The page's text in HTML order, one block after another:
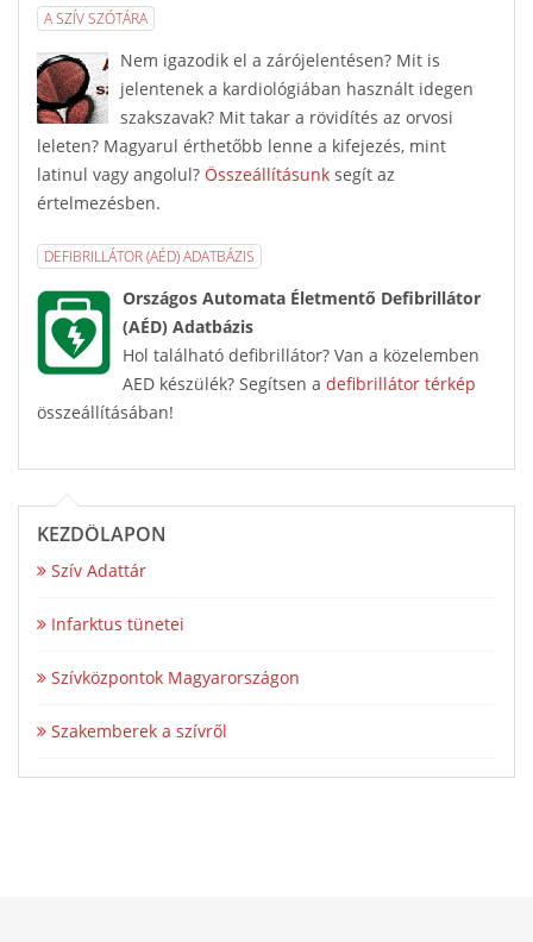
A SZÍV SZÓTÁRA
Nem igazodik el a zárójelentésen? Mit is
jelentenek a kardiológiában használt idegen
szakszavak? Mit takar a rövidítés az orvosi
leleten? Magyarul érthetőbb lenne a kifejezés, mint
latinul vagy angolul? Összeállításunk segít az
értelmezésben.
DEFIBRILLÁTOR (AÉD) ADATBÁZIS
Országos Automata Életmentő Defibrillátor
(AÉD) Adatbázis
Hol található defibrillátor? Van a közelemben
AED készülék? Segítsen a defibrillátor térkép
összeállításában!
KEZDŐLAPON
Szív Adattár
Infarktus tünetei
Szívközpontok Magyarországon
Szakemberek a szívről